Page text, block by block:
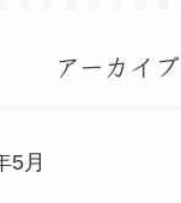
アーカイブ
5月